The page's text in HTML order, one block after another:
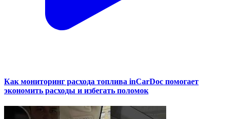
Как мониторинг расхода топлива inCarDoc помогает
экономить расходы и избегать поломок